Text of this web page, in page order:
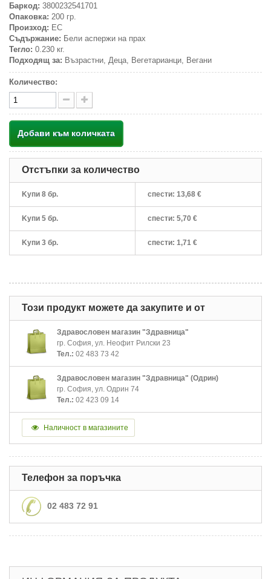
Баркод: 3800232541701
Опаковка: 200 гр.
Произход: ЕС
Съдържание: Бели аспержи на прах
Тегло: 0.230 кг.
Подходящ за: Възрастни, Деца, Вегетарианци, Вегани
Количество:
Добави към количката
Отстъпки за количество
Kупи 8 бр. спести: 13,68 €
Kупи 5 бр. спести: 5,70 €
Kупи 3 бр. спести: 1,71 €
Този продукт можете да закупите и от
Здравословен магазин "Здравница"
гр. София, ул. Неофит Рилски 23
Тел.: 02 483 73 42
Здравословен магазин "Здравница" (Одрин)
гр. София, ул. Одрин 74
Тел.: 02 423 09 14
Наличност в магазините
Телефон за поръчка
02 483 72 91